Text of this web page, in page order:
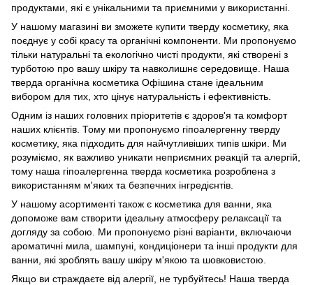
продуктами, які є унікальними та приємними у використанні.
У нашому магазині ви зможете купити тверду косметику, яка
поєднує у собі красу та органічні компоненти. Ми пропонуємо
тільки натуральні та екологічно чисті продукти, які створені з
турботою про вашу шкіру та навколишнє середовище. Наша
тверда органічна косметика Офішина стане ідеальним
вибором для тих, хто цінує натуральність і ефективність.
Одним із наших головних пріоритетів є здоров'я та комфорт
наших клієнтів. Тому ми пропонуємо гіпоалергенну тверду
косметику, яка підходить для найчутливіших типів шкіри. Ми
розуміємо, як важливо уникати неприємних реакцій та алергій,
тому наша гіпоалергенна тверда косметика розроблена з
використанням м'яких та безпечних інгредієнтів.
У нашому асортименті також є косметика для ванни, яка
допоможе вам створити ідеальну атмосферу релаксації та
догляду за собою. Ми пропонуємо різні варіанти, включаючи
ароматичні мила, шампуні, кондиціонери та інші продукти для
ванни, які зроблять вашу шкіру м'якою та шовковистою.
Якщо ви страждаєте від алергії, не турбуйтесь! Наша тверда